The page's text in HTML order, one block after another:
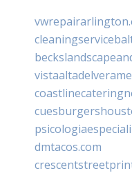
dmtacos.com